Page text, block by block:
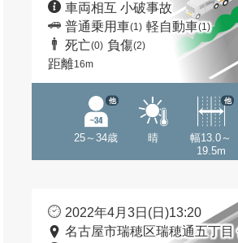
車両相互 小破事故
普通乗用車(1) 軽自動車(1)
死亡(0) 負傷(2)
距離16m
25～34歳
他
晴
幅13.0～
19.5m
他
2022年4月3日(日)13:20
名古屋市瑞穂区瑞穂通五丁目